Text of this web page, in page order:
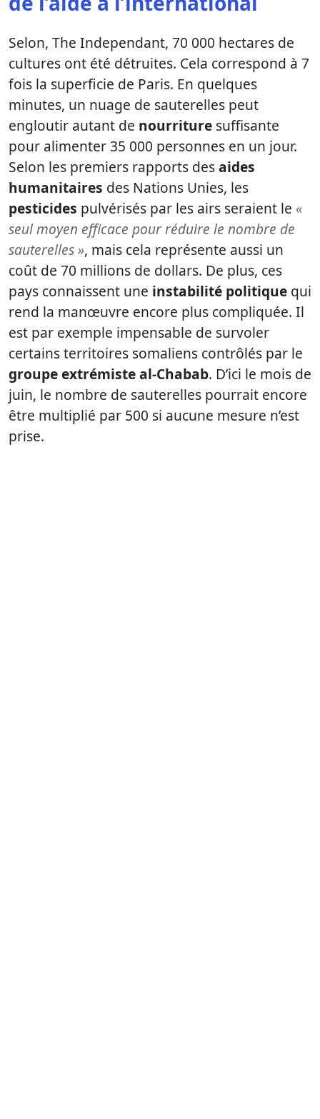
Selon, The Independant, 70 000 hectares de
cultures ont été détruites. Cela correspond à 7
fois la superficie de Paris. En quelques
minutes, un nuage de sauterelles peut
engloutir autant de nourriture suffisante
pour alimenter 35 000 personnes en un jour.
Selon les premiers rapports desaides
humanitaires des Nations Unies, les
pesticides pulvérisés par les airs seraient le «
seul moyen efficace pour réduire le nombre de
sauterelles », mais cela représente aussi un
coût de 70 millions de dollars. De plus, ces
pays connaissent une instabilité politique qui
rend la manœuvre encore plus compliquée. Il
est par exemple impensable de survoler
certains territoires somaliens contrôlés par le
groupe extrémiste al-Chabab. D’ici le mois de
juin, le nombre de sauterelles pourrait encore
être multiplié par 500 si aucune mesure n’est
prise.